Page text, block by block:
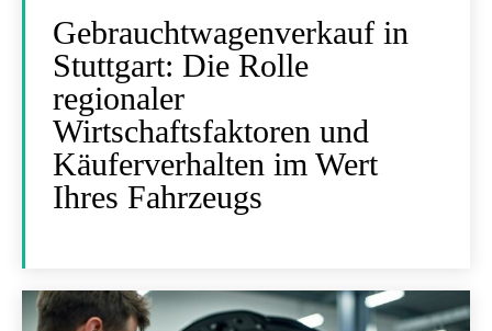
Gebrauchtwagenverkauf in
Stuttgart: Die Rolle
regionaler
Wirtschaftsfaktoren und
Käuferverhalten im Wert
Ihres Fahrzeugs